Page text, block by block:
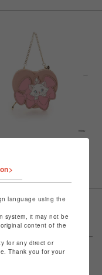
language using the
system, it may not be
content of the
for any direct or
Thank you for your